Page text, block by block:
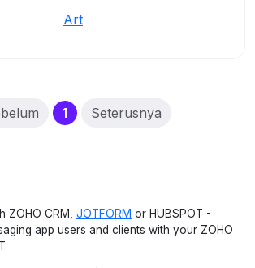
Art
1(current)
Seterusnya
ZOHO CRM, JOTFORM or HUBSPOT -
app users and clients with your ZOHO